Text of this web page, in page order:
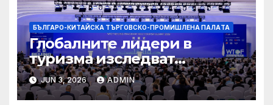
БЪЛГАРО-КИТАЙСКА ТЪРГОВСКО-ПРОМИШЛЕНА ПАЛAТА
Глобалните лидери в
туризма изследват
бъдещето на пътуването,
управлявано от AI
JUN 3, 2026 ADMIN